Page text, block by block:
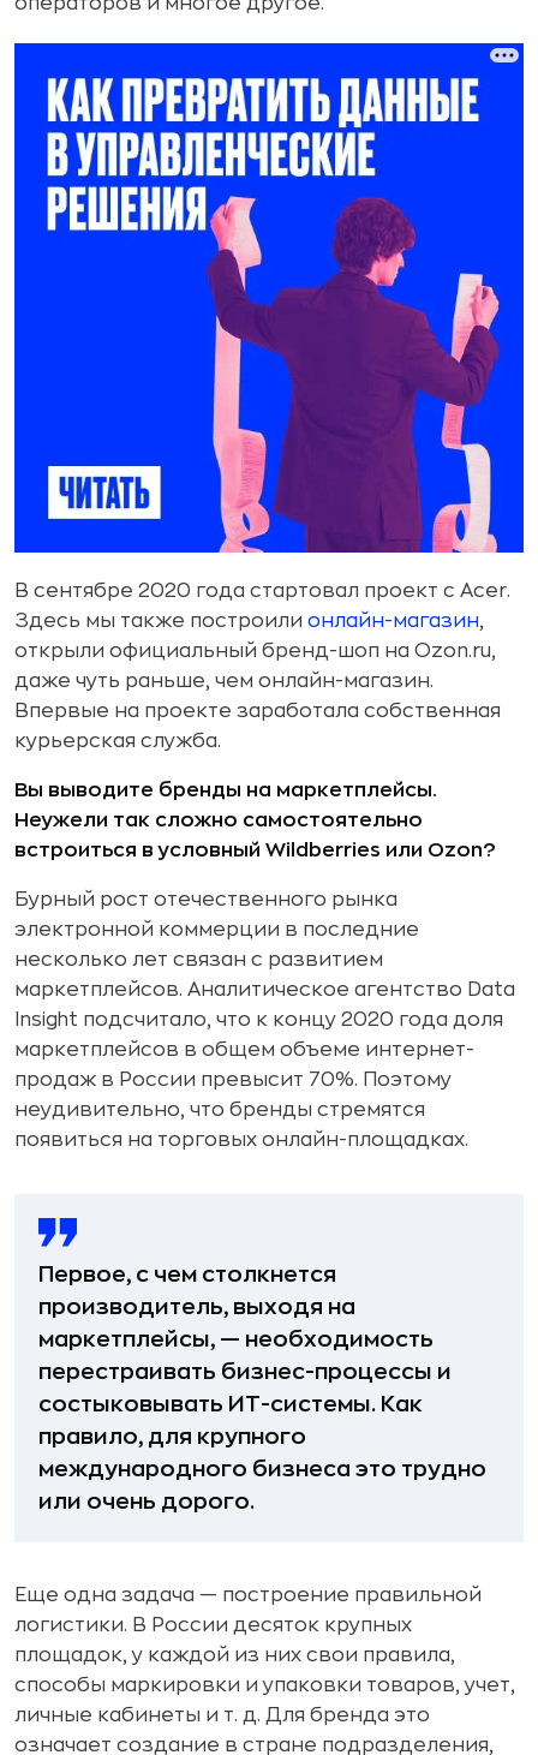
операторов и многое другое.
В сентябре 2020 года стартовал проект с Acer.
Здесь мы также построили онлайн-магазин,
открыли официальный бренд-шоп на Ozon.ru,
даже чуть раньше, чем онлайн-магазин.
Впервые на проекте заработала собственная
курьерская служба.
Вы выводите бренды на маркетплейсы.
Неужели так сложно самостоятельно
встроиться в условный Wildberries или Ozon?
Бурный рост отечественного рынка
электронной коммерции в последние
несколько лет связан с развитием
маркетплейсов. Аналитическое агентство Data
Insight подсчитало, что к концу 2020 года доля
маркетплейсов в общем объеме интернет-
продаж в России превысит 70%. Поэтому
неудивительно, что бренды стремятся
появиться на торговых онлайн-площадках.
Первое, с чем столкнется
производитель, выходя на
маркетплейсы, — необходимость
перестраивать бизнес-процессы и
состыковывать ИТ-системы. Как
правило, для крупного
международного бизнеса это трудно
или очень дорого.
Еще одна задача — построение правильной
логистики. В России десяток крупных
площадок, у каждой из них свои правила,
способы маркировки и упаковки товаров, учет,
личные кабинеты и т. д. Для бренда это
означает создание в стране подразделения,